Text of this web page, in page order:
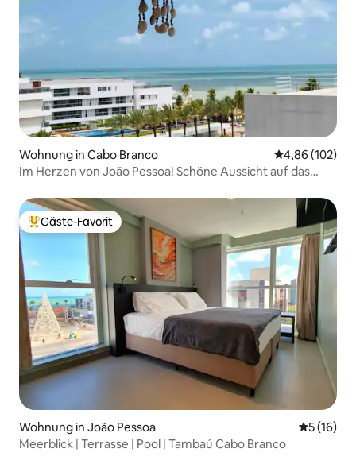
Wohnung in Cabo Branco
4,86 (102)
Im Herzen von João Pessoa! Schöne Aussicht auf das
Beliebter Gäste-Favorit.
Gäste-Favorit
Wohnung in João Pessoa
5 (16)
Meerblick | Terrasse | Pool | Tambaú Cabo Branco